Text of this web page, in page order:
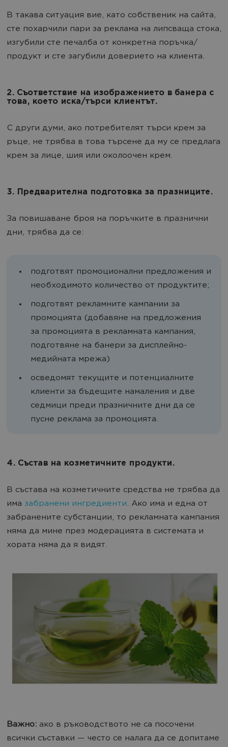
В такава ситуация вие, като собственик на сайта,
сте похарчили пари за реклама на липсваща стока,
изгубили сте печалба от конкретна поръчка/
продукт и сте загубили доверието на клиента.
2. Съответствие на изображението в банера с
това, което иска/търси клиентът.
С други думи, ако потребителят търси крем за
ръце, не трябва в това търсене да му се предлага
крем за лице, шия или околоочен крем.
3. Предварителна подготовка за празниците.
За повишаване броя на поръчките в празнични
дни, трябва да се:
подготвят промоционални предложения и
необходимото количество от продуктите;
подготвят рекламните кампании за
промоцията (добавяне на предложения
за промоцията в рекламната кампания,
подготвяне на банери за дисплейно-
медийната мрежа)
осведомят текущите и потенциалните
клиенти за бъдещите намаления и две
седмици преди празничните дни да се
пусне реклама за промоцията.
4. Състав на козметичните продукти.
В състава на козметичните средства не трябва да
има забранени ингредиенти. Ако има и една от
забранените субстанции, то рекламната кампания
няма да мине през модерацията в системата и
хората няма да я видят.
Важно: ако в ръководството не са посочени
всички съставки — често се налага да се допитаме